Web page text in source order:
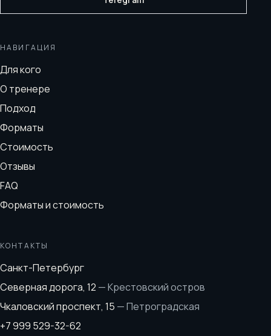
НАВИГАЦИЯ
Для кого
О тренере
Подход
Форматы
Стоимость
Отзывы
FAQ
Форматы и стоимость
КОНТАКТЫ
Санкт-Петербург
Северная дорога, 12 —Крестовский остров
Чкаловский проспект, 15 —Петроградская
+7 999 529-32-62